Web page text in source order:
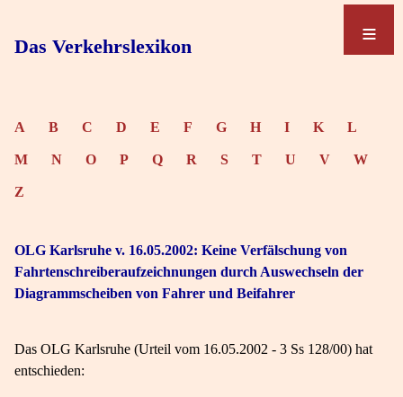
Das Verkehrslexikon ≡
≡
A B C D E F G H I K L
M N O P Q R S T U V W
Z
OLG Karlsruhe v. 16.05.2002: Keine Verfälschung von
Fahrtenschreiberaufzeichnungen durch Auswechseln der
Diagrammscheiben von Fahrer und Beifahrer
Das OLG Karlsruhe (Urteil vom 16.05.2002 - 3 Ss 128/00) hat
entschieden: